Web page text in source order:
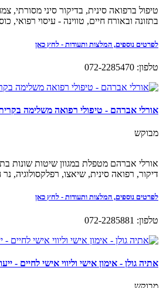
טיפול ברפואה סינית, בדיקור סיני מסורתי,
בתזונה ובאורח חיים, טווינה - עיסוי רפואי,
לפרטים נוספים, המלצות ותעודות - לחץ כאן
טלפון: 072-2285470
אורלי אברהם - טיפולי רפואה משלימה
מבוקש
אורלי אברהם מטפלת במגוון שיטות שונות
דיקור, רפואה סינית, שיאצו, רפלקסולוגיה, נר
לפרטים נוספים, המלצות ותעודות - לחץ כאן
טלפון: 072-2285881
אתיה גולן - אימון אישי וליווי אישי לחיים -